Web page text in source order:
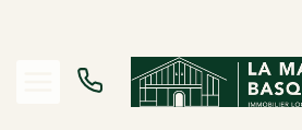
Recrutement